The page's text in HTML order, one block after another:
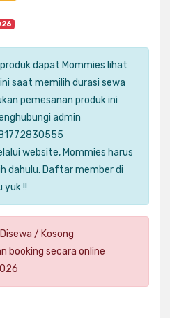
dapat Mommies lihat
saat memilih durasi sewa
pemesanan produk ini
admin
website, Mommies harus
dahulu. Daftar member di
yuk !!
/ Kosong
booking secara online